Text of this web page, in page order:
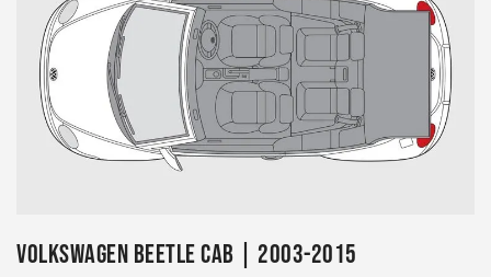
Volkswagen Beetle Cab | 2003-2015